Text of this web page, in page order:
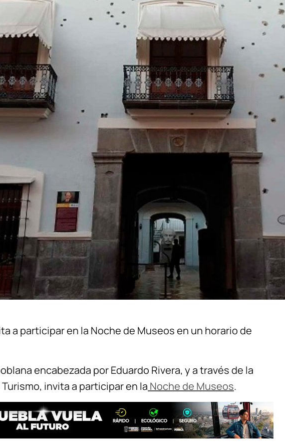
a participar en la Noche de Museos en un horario de
encabezada por Eduardo Rivera, y a través de la
invita a participar en la Noche de Museos.